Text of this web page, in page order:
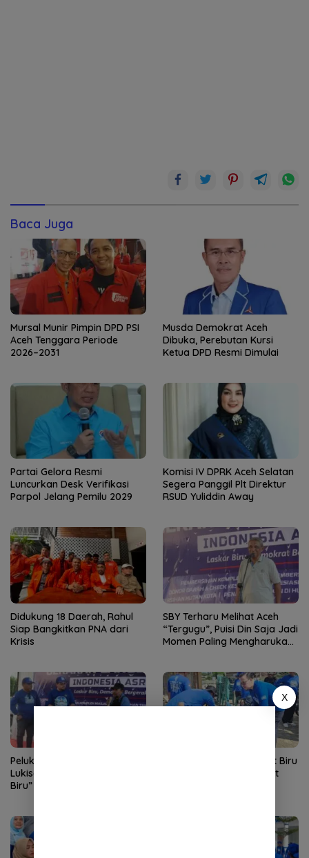
Baca Juga
Mursal Munir Pimpin DPD PSI
Aceh Tenggara Periode
2026–2031
Musda Demokrat Aceh
Dibuka, Perebutan Kursi
Ketua DPD Resmi Dimulai
Partai Gelora Resmi
Luncurkan Desk Verifikasi
Parpol Jelang Pemilu 2029
Komisi IV DPRK Aceh Selatan
Segera Panggil Plt Direktur
RSUD Yuliddin Away
Didukung 18 Daerah, Rahul
Siap Bangkitkan PNA dari
Krisis
SBY Terharu Melihat Aceh
“Tergugu”, Puisi Din Saja Jadi
Momen Paling Mengharukan
Pelukis Salaudin Serahkan
Lukisan “Gerakan Langit
Biru” kepada Rian Syaf
Gerakan Nasional Langit Biru
Indonesia Asri, Demokrat
X